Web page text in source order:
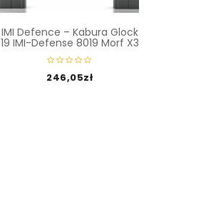
IMI Defence – Kabura Glock
19 IMI-Defense 8019 Morf X3
246,05zł